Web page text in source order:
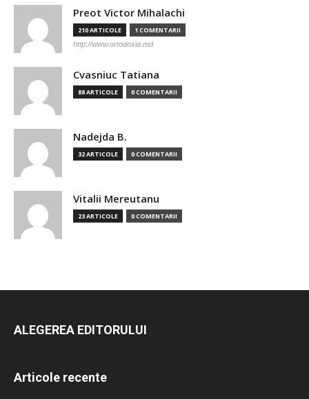
Preot Victor Mihalachi
210 ARTICOLE 1 COMENTARII
http://www.ortodoxia.md
Cvasniuc Tatiana
88 ARTICOLE 0 COMENTARII
Nadejda B.
32 ARTICOLE 0 COMENTARII
Vitalii Mereutanu
23 ARTICOLE 0 COMENTARII
ALEGEREA EDITORULUI
Articole recente